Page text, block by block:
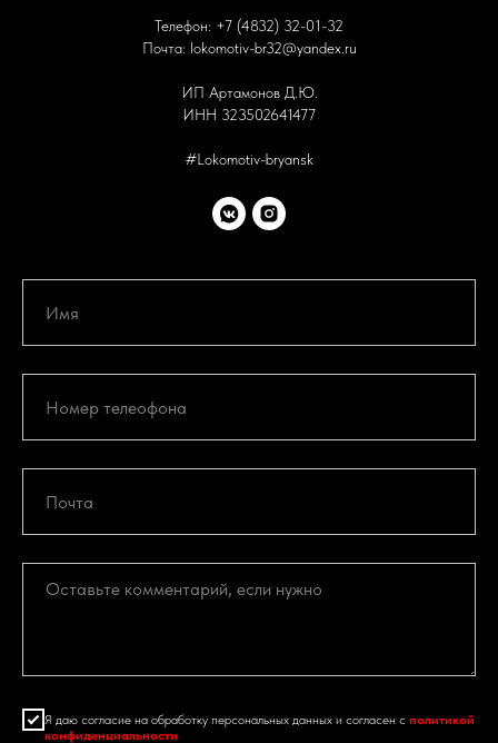
Телефон: +7 (4832) 32-01-32
Почта: lokomotiv-br32@yandex.ru
ИП Артамонов Д.Ю.
ИНН 323502641477
#Lokomotiv-bryansk
Я даю согласие на обработку персональных данных и согласен с политикой
конфиденциальности